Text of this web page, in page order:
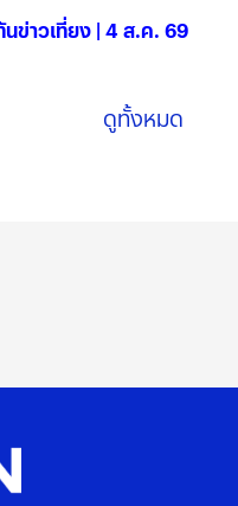
ข่าวเที่ยง | 4 ส.ค. 69
ดูทั้งหมด